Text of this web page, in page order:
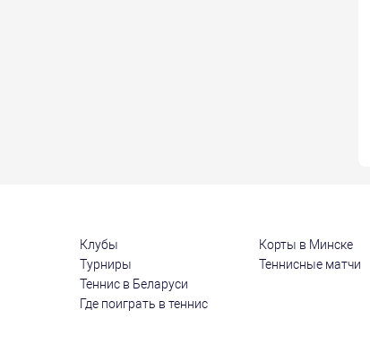
Клубы
Турниры
Теннис в Беларуси
Где поиграть в теннис
Корты в Минске
Теннисные матчи